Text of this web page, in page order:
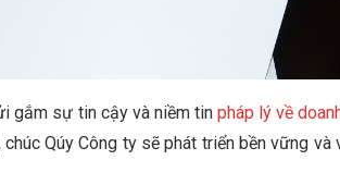
gắm sự tin cậy và niềm tin pháp lý về
Qúy Công ty sẽ phát triển bền vững